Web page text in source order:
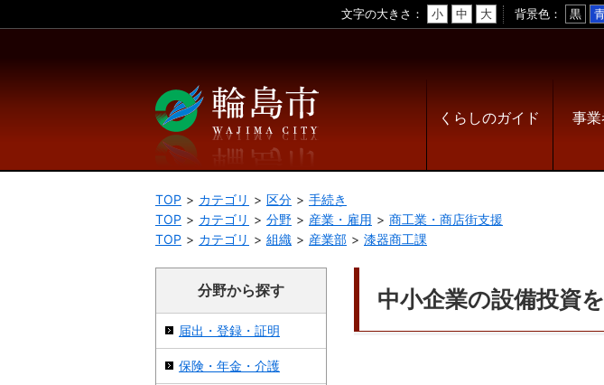
文字の大きさ 小 中 大 背景色 黒
くらしのガイド 事
TOP カテゴリ 区分
手続き
TOP
カテゴリ 分野 産業・雇用
商工業・商店街支援
TOP
カテゴリ 組織 産業部 漆器商工課
中小企業の設備投資
分野から探す
届出・登録・証明
保険・年金・介護